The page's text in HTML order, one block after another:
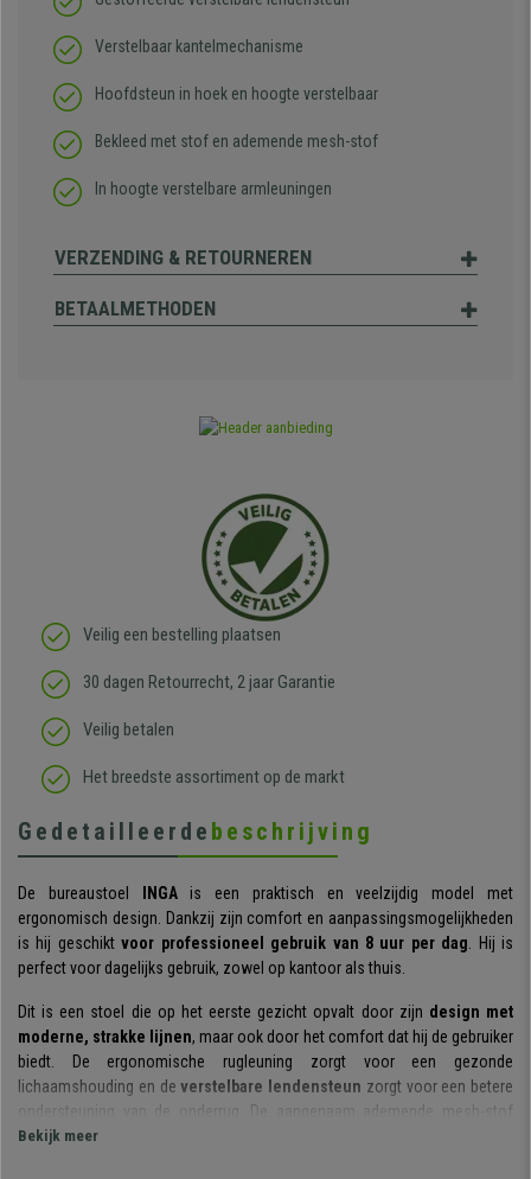
Verstelbaar kantelmechanisme
Hoofdsteun in hoek en hoogte verstelbaar
Bekleed met stof en ademende mesh-stof
In hoogte verstelbare armleuningen
VERZENDING & RETOURNEREN
BETAALMETHODEN
Veilig een bestelling plaatsen
30 dagen Retourrecht, 2 jaar Garantie
Veilig betalen
Het breedste assortiment op de markt
Gedetailleerde beschrijving
De bureaustoel INGAis een praktisch en veelzijdig model met
ergonomisch design. Dankzij zijn comfort en aanpassingsmogelijkheden
is hij geschiktvoor professioneel gebruik van 8 uur per dag. Hij is
perfect voor dagelijks gebruik, zowel op kantoor als thuis.
Dit is een stoel die op het eerste gezicht opvalt door zijn design met
moderne, strakke lijnen, maar ook door het comfort dat hij de gebruiker
biedt. De ergonomische rugleuning zorgt voor een gezonde
lichaamshouding en deverstelbare lendensteun zorgt voor een betere
ondersteuning van de onderrug. De aangenaam ademende mesh-stof
verhoogt het gevoel van
Bekijk meer